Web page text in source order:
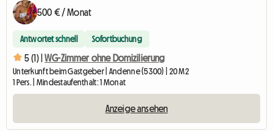
500 € / Monat
Antwortet schnell Sofortbuchung
5 (1) | WG-Zimmer ohne Domizilierung
Unterkunft beim Gastgeber | Andenne (5300) | 20 M2
1 Pers. | Mindestaufenthalt: 1 Monat
Anzeige ansehen